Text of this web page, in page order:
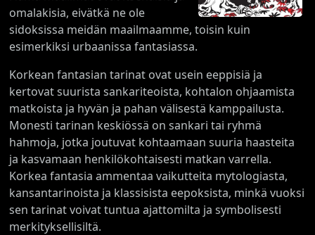
omalakisia, eivätkä ne ole
sidoksissa meidän maailmaamme, toisin kuin
esimerkiksi urbaanissa fantasiassa.
Korkean fantasian tarinat ovat usein eeppisiä ja
kertovat suurista sankariteoista, kohtalon ohjaamista
matkoista ja hyvän ja pahan välisestä kamppailusta.
Monesti tarinan keskiössä on sankari tai ryhmä
hahmoja, jotka joutuvat kohtaamaan suuria haasteita
ja kasvamaan henkilökohtaisesti matkan varrella.
Korkea fantasia ammentaa vaikutteita mytologiasta,
kansantarinoista ja klassisista eepoksista, minkä vuoksi
sen tarinat voivat tuntua ajattomilta ja symbolisesti
merkityksellisiltä.